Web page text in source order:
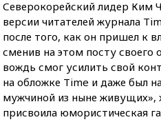
Северокорейский лидер Ким
версии читателей журнала
после того, как он пришел к
сменив на этом посту
вождь смог усилить свой
на обложке Time и даже был
мужчиной из ныне живущих»,
присвоила юмористическая